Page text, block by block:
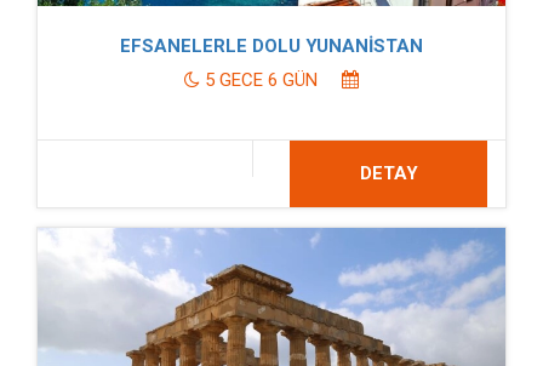
EFSANELERLE DOLU YUNANİSTAN
5 GECE 6 GÜN
DETAY